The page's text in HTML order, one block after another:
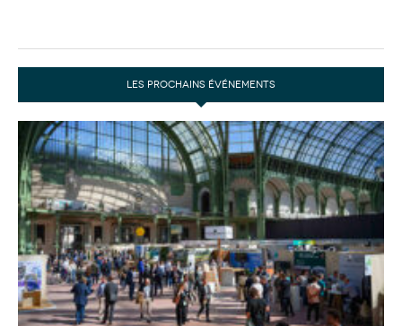
LES PROCHAINS ÉVÉNEMENTS